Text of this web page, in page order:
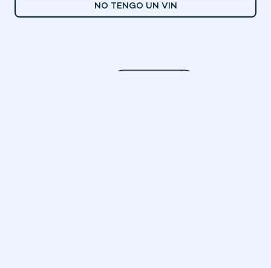
NO TENGO UN VIN